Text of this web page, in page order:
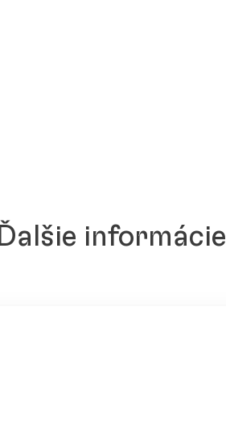
Ďalšie informácie